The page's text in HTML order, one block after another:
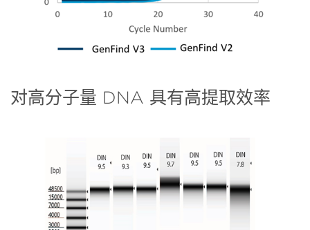
对高分子量 DNA 具有高提取效率